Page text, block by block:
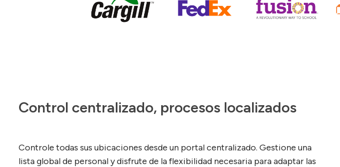
Control centralizado, procesos localizados
Controle todas sus ubicaciones desde un portal centralizado. Gestione una
lista global de personal y disfrute de la flexibilidad necesaria para adaptar las